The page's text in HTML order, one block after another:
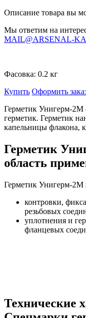
Описание товара вы
Мы ответим на
MAIL@ARSENAL-
Фасовка: 0.2 кг
Купить Оформить
Герметик Унигерм-
герметик. Герметик
капельницы флакона,
Герметик
область
Герметик Унигерм-2М
контровки,
резьбовых
уплотнения и
фланцевых
Технические